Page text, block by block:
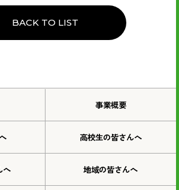
BACK TO LIST
事業概要
高校生の皆さんへ
へ 地域の皆さんへ